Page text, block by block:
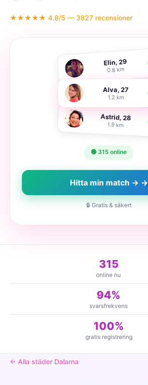
★★★★★ 4.8/5 — 3827 recensioner
Elin, 29
0.8 km
Alva, 27
1.2 km
Astrid, 28
1.9 km
🟢 315 online
Hitta min match → →
🔒 Gratis & säkert
315
online nu
94%
svarsfrekvens
100%
gratis registrering
← Alla städer Dalarna